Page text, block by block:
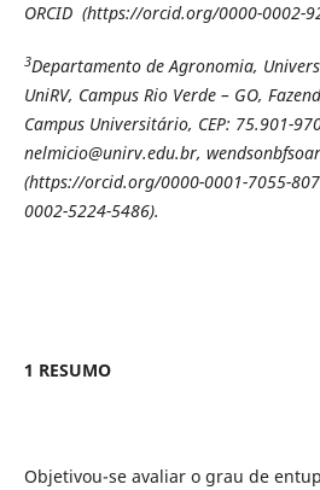
ORCID (https://orcid.org/0000-0002-
3Departamento de Agronomia,
UniRV, Campus Rio Verde – GO,
Campus Universitário, CEP: 75.901-
nelmicio@unirv.edu.br,
(https://orcid.org/0000-0001-7055-
0002-5224-5486).
1 RESUMO
Objetivou-se avaliar o grau de